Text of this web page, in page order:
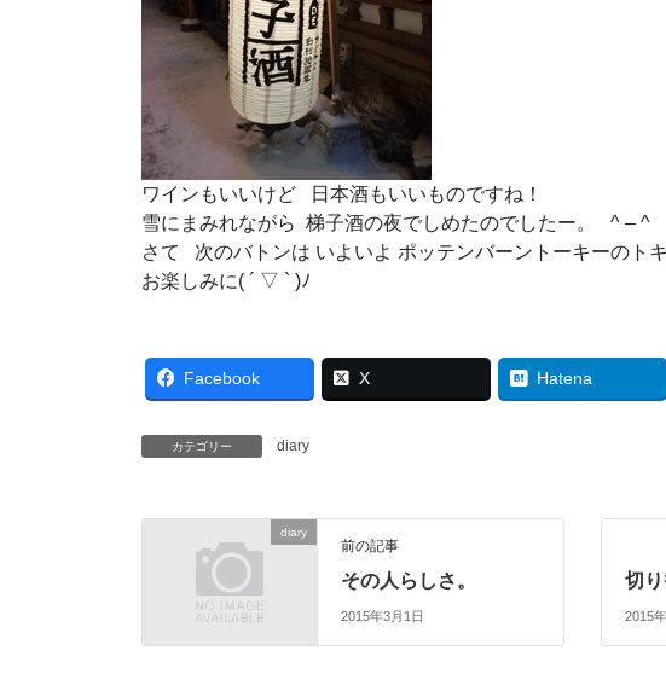
ワインもいいけど 日本酒もいいものですね！
雪にまみれながら 梯子酒の夜でしめたのでしたー。 ^ – ^
さて 次のバトンは いよいよ ポッテンバーントーキーのト
お楽しみに( ´ ▽ ` )ﾉ
Facebook X Hatena
カテゴリー diary
diary
前の記事
その人らしさ。
2015年3月1日
切り
2015